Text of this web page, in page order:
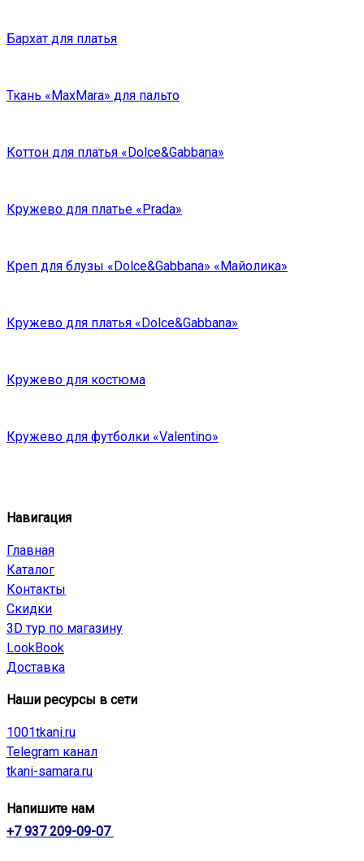
Бархат для платья
Ткань «MaxMara» для пальто
Коттон для платья «Dolce&Gabbana»
Кружево для платье «Prada»
Креп для блузы «Dolce&Gabbana» «Майолика»
Кружево для платья «Dolce&Gabbana»
Кружево для костюма
Кружево для футболки «Valentino»
Навигация
Главная
Каталог
Контакты
Скидки
3D тур по магазину
LookBook
Доставка
Наши ресурсы в сети
1001tkani.ru
Telegram канал
tkani-samara.ru
Напишите нам
+7 937 209-09-07